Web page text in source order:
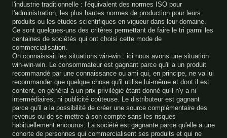
l'industrie traditionnelle : l'équivalent des normes ISO pour
l'administration, les plus hautes normes de production pour leurs
produits ou les études scientifiques en vigueur dans leur domaine.
Ce sont quelques-uns des critères permettant de faire le tri parmi les
centaines de sociétés qui ont choisi cette mode de
commercialisation.
On connaissait les situations win-win : ici nous avons une situation
win-win-win. Le consommateur est gagnant parce qu'il a un produit
recommandé par une connaissance ou ami qui, en principe, ne va lui
recommander que quelque chose qu'il utilise lui-même et dont il est
content, en général à un prix privilégié étant donné qu'il n'y a ni
intermédiaires, ni publicité coûteuse. Le distributeur est gagnant
parce qu'il a la possibilité de créer une source complémentaire des
revenus ou de se mettre à son compte sans les risques
habituellement encourus. La société est gagnante parce qu'elle a une
cohorte de personnes qui commercialisent ses produits et qui ne